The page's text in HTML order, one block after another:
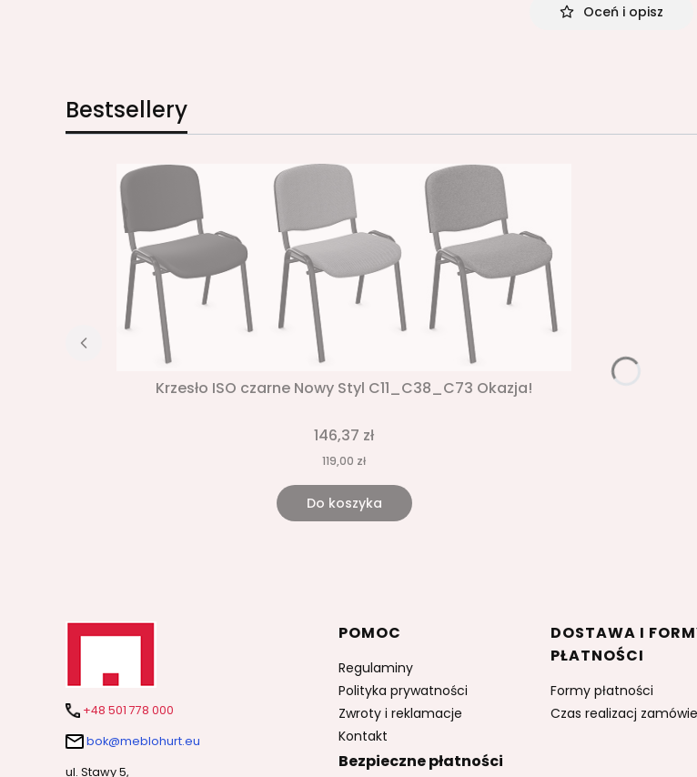
Oceń i opisz
Bestsellery
Krzesło ISO czarne Nowy Styl C11_C38_C73 Okazja!
146,37 zł
119,00 zł
Do koszyka
+48 501 778 000
bok@meblohurt.eu
ul. Stawy 5,
Linki w stopce
POMOC
Regulaminy
Polityka prywatności
Zwroty i reklamacje
Kontakt
DOSTAWA I
PŁATNOŚCI
Formy płatności
Czas realizacj
Bezpieczne płatności